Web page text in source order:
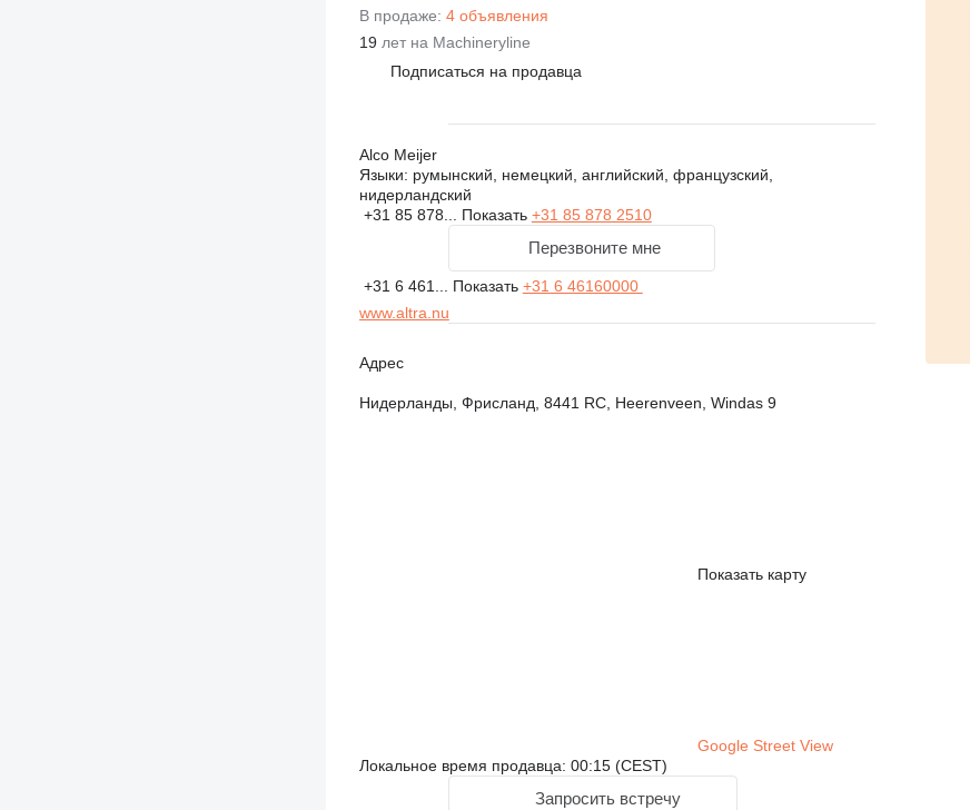
В продаже: 4 объявления
19 лет на Machineryline
Подписаться на продавца
Alco Meijer
Языки: румынский, немецкий, английский, французский,
нидерландский
+31 85 878... Показать +31 85 878 2510
Перезвоните мне
+31 6 461... Показать +31 6 46160000
www.altra.nu
Адрес
Нидерланды, Фрисланд, 8441 RC, Heerenveen, Windas 9
Показать карту
Google Street View
Локальное время продавца: 00:15 (CEST)
Запросить встречу